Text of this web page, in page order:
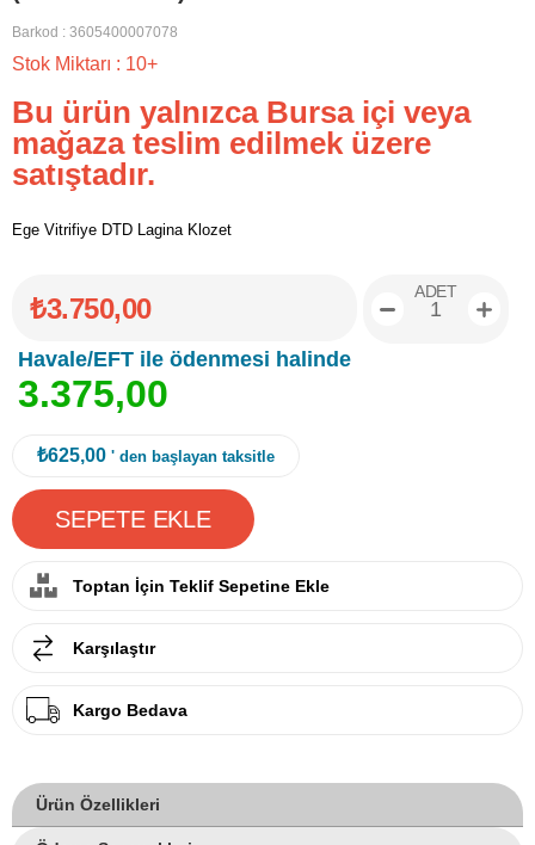
Barkod : 3605400007078
Stok Miktarı : 10+
Bu ürün yalnızca Bursa içi veya
mağaza teslim edilmek üzere
satıştadır.
Ege Vitrifiye DTD Lagina Klozet
₺3.750,00
Havale/EFT ile ödenmesi halinde
3.375,00
ADET
₺625,00 ' den başlayan taksitle
Toptan İçin Teklif Sepetine Ekle
Karşılaştır
Kargo Bedava
Ürün Özellikleri